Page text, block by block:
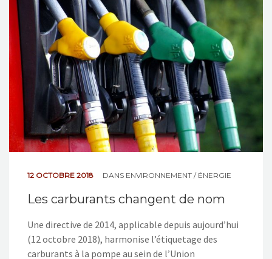
12 OCTOBRE 2018 DANS ENVIRONNEMENT / ÉNERGIE
Les carburants changent de nom
Une directive de 2014, applicable depuis aujourd’hui
(12 octobre 2018), harmonise l’étiquetage des
carburants à la pompe au sein de l’Union